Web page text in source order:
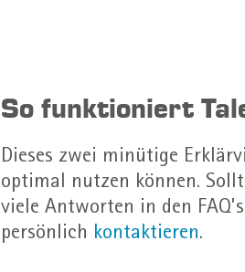
So funktioniert
Dieses zwei minütige
optimal nutzen können.
viele Antworten in den
persönlich kontaktieren.